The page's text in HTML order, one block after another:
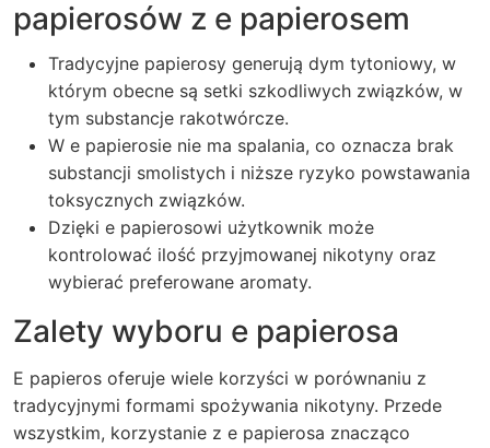
papierosów z e papierosem
Tradycyjne papierosy generują dym tytoniowy, w
którym obecne są setki szkodliwych związków, w
tym substancje rakotwórcze.
W e papierosie nie ma spalania, co oznacza brak
substancji smolistych i niższe ryzyko powstawania
toksycznych związków.
Dzięki e papierosowi użytkownik może
kontrolować ilość przyjmowanej nikotyny oraz
wybierać preferowane aromaty.
Zalety wyboru e papierosa
E papieros oferuje wiele korzyści w porównaniu z
tradycyjnymi formami spożywania nikotyny. Przede
wszystkim, korzystanie z e papierosa znacząco